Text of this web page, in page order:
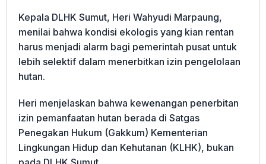
Kepala DLHK Sumut, Heri Wahyudi Marpaung,
menilai bahwa kondisi ekologis yang kian rentan
harus menjadi alarm bagi pemerintah pusat untuk
lebih selektif dalam menerbitkan izin pengelolaan
hutan.
Heri menjelaskan bahwa kewenangan penerbitan
izin pemanfaatan hutan berada di Satgas
Penegakan Hukum (Gakkum) Kementerian
Lingkungan Hidup dan Kehutanan (KLHK), bukan